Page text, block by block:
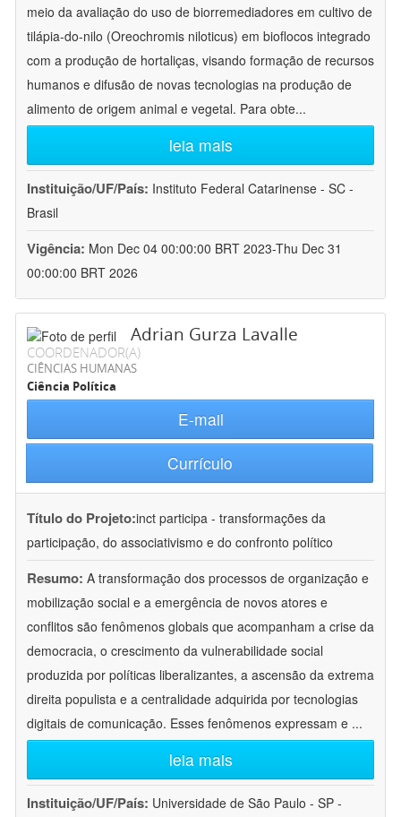
meio da avaliação do uso de biorremediadores em cultivo de
tilápia-do-nilo (Oreochromis niloticus) em bioflocos integrado
com a produção de hortaliças, visando formação de recursos
humanos e difusão de novas tecnologias na produção de
alimento de origem animal e vegetal. Para obte...
leia mais
Instituição/UF/País: Instituto Federal Catarinense - SC -
Brasil
Vigência: Mon Dec 04 00:00:00 BRT 2023-Thu Dec 31
00:00:00 BRT 2026
Adrian Gurza Lavalle
COORDENADOR(A)
CIÊNCIAS HUMANAS
Ciência Política
E-mail
Currículo
Título do Projeto:inct participa - transformações da
participação, do associativismo e do confronto político
Resumo: A transformação dos processos de organização e
mobilização social e a emergência de novos atores e
conflitos são fenômenos globais que acompanham a crise da
democracia, o crescimento da vulnerabilidade social
produzida por políticas liberalizantes, a ascensão da extrema
direita populista e a centralidade adquirida por tecnologias
digitais de comunicação. Esses fenômenos expressam e ...
leia mais
Instituição/UF/País: Universidade de São Paulo - SP -